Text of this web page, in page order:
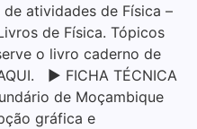
atividades de Física –
de Física. Tópicos
o livro caderno de
▶ FICHA TÉCNICA
de Moçambique
gráfica e